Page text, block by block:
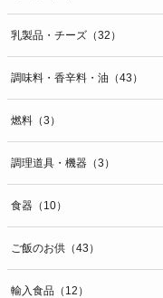
乳製品・チーズ（32）
調味料・香辛料・油（43）
燃料（3）
調理道具・機器（3）
食器（10）
ご飯のお供（43）
輸入食品（12）